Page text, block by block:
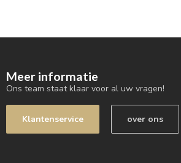
Meer informatie
Ons team staat klaar voor al uw vragen!
Klantenservice over ons